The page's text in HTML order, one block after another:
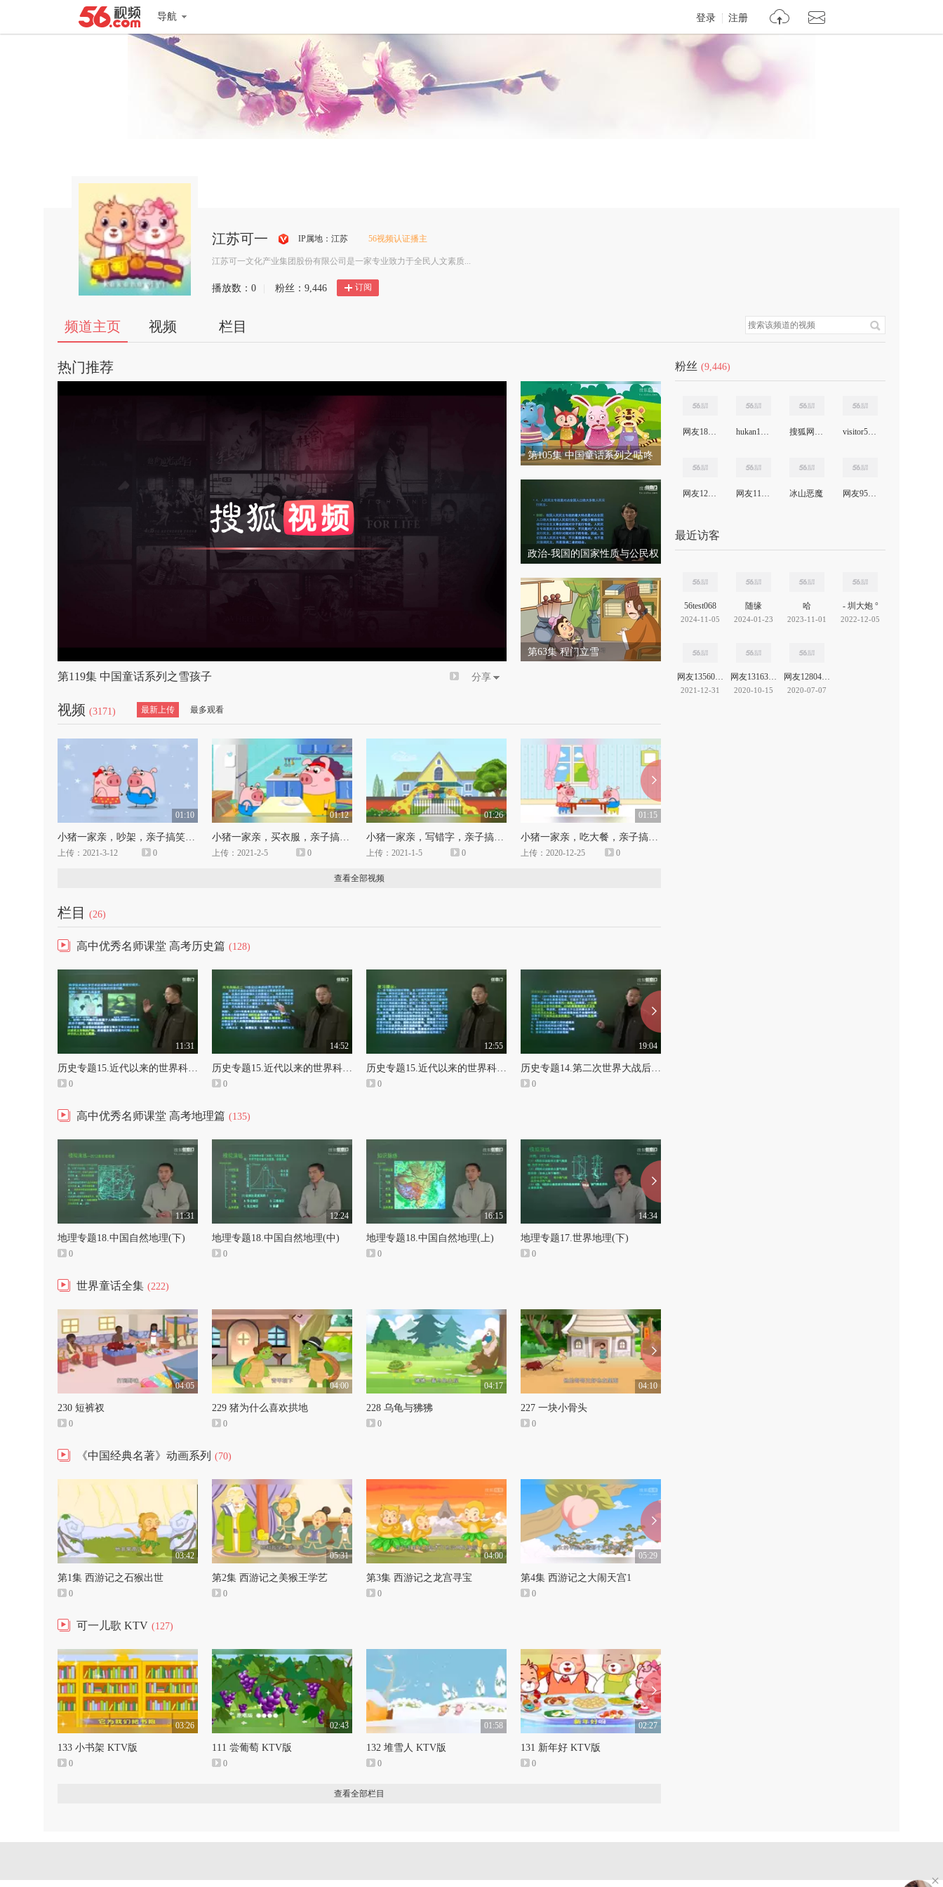
导航 登录 注册
江苏可一
狐
体
出
IP属地：江苏 56视频认证播主
江苏可一文化产业集团股份有限公司是一家专业致力于全民人文素质...
播放数： 0 粉丝： 9,446 订阅
频道主页 视频 栏目
热门推荐
亮度
饱和度
对比度
第119集 中国童话系列之雪孩子 分享
第105集 中国童话系列之咕咚
政治-我国的国家性质与公民权
第63集 程门立雪
视频 (3171) 最新上传 最多观看
01:10
小猪一家亲，吵架，亲子搞笑动画
上传：2021-3-12 0
01:12
小猪一家亲，买衣服，亲子搞笑动画
上传：2021-2-5 0
01:26
小猪一家亲，写错字，亲子搞笑动画
上传：2021-1-5 0
01:15
小猪一家亲，吃大餐，亲子搞笑动画
上传：2020-12-25 0
查看全部视频
栏目 (26)
高中优秀名师课堂 高考历史篇 (128)
11:31
历史专题15.近代以来的世界科技与19世界以来世界文化艺术（下）
0
14:52
历史专题15.近代以来的世界科技与19世界以来世界文化艺术（中）
0
12:55
历史专题15.近代以来的世界科技与19世界以来世界文化艺术（上）
0
19:04
历史专题14.第二次世界大战后世界经济的全球化趋势（下）
0
高中优秀名师课堂 高考地理篇 (135)
11:31
地理专题18.中国自然地理(下)
0
12:24
地理专题18.中国自然地理(中)
0
16:15
地理专题18.中国自然地理(上)
0
14:34
地理专题17.世界地理(下)
0
世界童话全集 (222)
04:05
230 短裤衩
0
04:00
229 猪为什么喜欢拱地
0
04:17
228 乌龟与狒狒
0
04:10
227 一块小骨头
0
《中国经典名著》动画系列 (70)
03:42
第1集 西游记之石猴出世
0
05:31
第2集 西游记之美猴王学艺
0
04:00
第3集 西游记之龙宫寻宝
0
05:29
第4集 西游记之大闹天宫1
0
可一儿歌 KTV (127)
03:26
133 小书架 KTV版
0
02:43
111 尝葡萄 KTV版
0
01:58
132 堆雪人 KTV版
0
02:27
131 新年好 KTV版
0
查看全部栏目
粉丝 (9,446)
网友18211607050013204 hukan1000 搜狐网友73463966 visitor537905515
网友12906327027472629 网友11705520977001185 冰山恶魔 网友957271234498981888
最近访客
56test068
2024-11-05
随缘
2024-01-23
哈
2023-11-01
- 圳大炮 °
2022-12-05
网友13560706264812421
2021-12-31
网友13163742469638963
2020-10-15
网友12804306186559078
2020-07-07